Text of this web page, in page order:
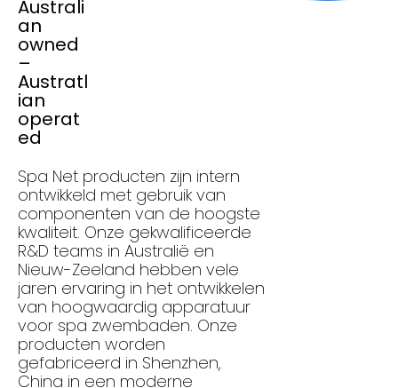
Australi
an
owned
–
Austratl
ian
operat
ed
Spa Net producten zijn intern
ontwikkeld met gebruik van
componenten van de hoogste
kwaliteit. Onze gekwalificeerde
R&D teams in Australië en
Nieuw-Zeeland hebben vele
jaren ervaring in het ontwikkelen
van hoogwaardig apparatuur
voor spa zwembaden. Onze
producten worden
gefabriceerd in Shenzhen,
China in een moderne